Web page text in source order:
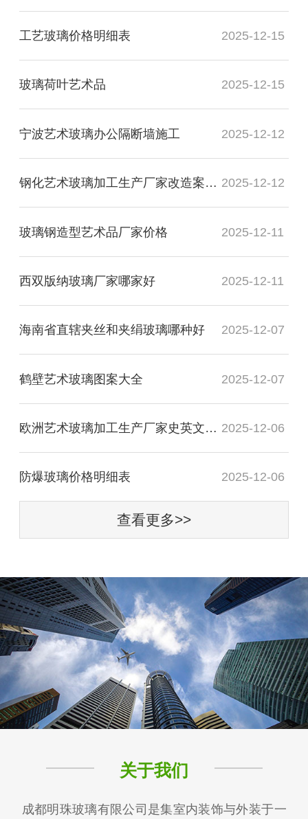
工艺玻璃价格明细表 2025-12-15
玻璃荷叶艺术品 2025-12-15
宁波艺术玻璃办公隔断墙施工 2025-12-12
钢化艺术玻璃加工生产厂家改造案例图 2025-12-12
玻璃钢造型艺术品厂家价格 2025-12-11
西双版纳玻璃厂家哪家好 2025-12-11
海南省直辖夹丝和夹绢玻璃哪种好 2025-12-07
鹤壁艺术玻璃图案大全 2025-12-07
欧洲艺术玻璃加工生产厂家史英文名词解释 2025-12-06
防爆玻璃价格明细表 2025-12-06
查看更多>>
关于我们
成都明珠玻璃有限公司是集室内装饰与外装于一